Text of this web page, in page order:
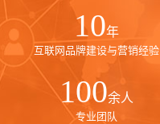
10年
互联网品牌建设与营销经验
100余人
专业团队